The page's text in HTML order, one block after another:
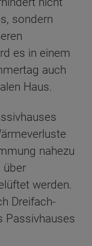
sondern
es in einem
auch
Haus.
nahezu
über
werden.
Dreifach-
Passivhauses